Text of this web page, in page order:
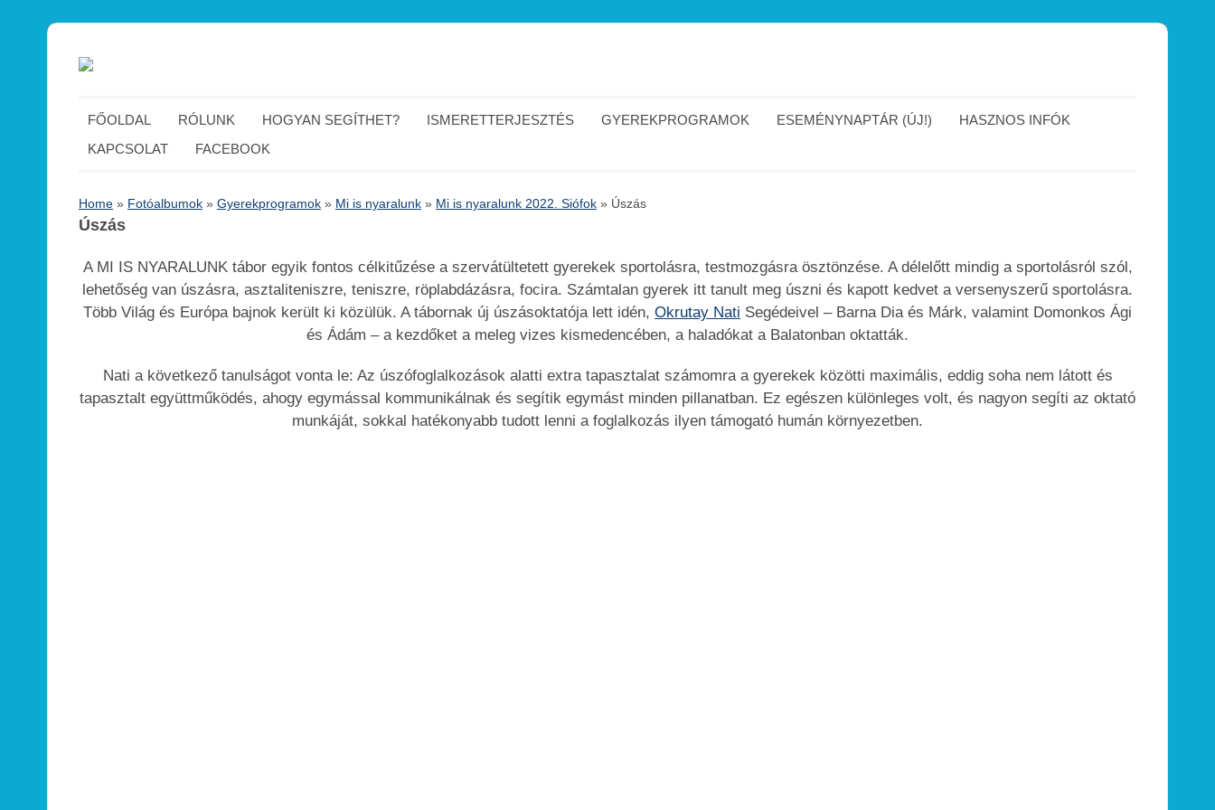
FŐOLDAL RÓLUNK HOGYAN SEGÍTHET? ISMERETTERJESZTÉS GYEREKPROGRAMOK ESEMÉNYNAPTÁR (ÚJ!)
HASZNOS INFÓK
KAPCSOLAT
FACEBOOK
Home » Fotóalbumok » Gyerekprogramok » Mi is nyaralunk » Mi is nyaralunk 2022. Siófok » Úszás
Úszás
A MI IS NYARALUNK tábor egyik fontos célkitűzése a szervátültetett gyerekek sportolásra, testmozgásra ösztönzése. A délelőtt mindig a sportolásról szól,
lehetőség van úszásra, asztaliteniszre, teniszre, röplabdázásra, focira. Számtalan gyerek itt tanult meg úszni és kapott kedvet a versenyszerű sportolásra.
Több Világ és Európa bajnok került ki közülük. A tábornak új úszásoktatója lett idén,Okrutay Nati Segédeivel – Barna Dia és Márk, valamint Domonkos Ági
és Ádám – a kezdőket a meleg vizes kismedencében, a haladókat a Balatonban oktatták.
Nati a következő tanulságot vonta le: Az úszófoglalkozások alatti extra tapasztalat számomra a gyerekek közötti maximális, eddig soha nem látott és
tapasztalt együttműködés, ahogy egymással kommunikálnak és segítik egymást minden pillanatban. Ez egészen különleges volt, és nagyon segíti az oktató
munkáját, sokkal hatékonyabb tudott lenni a foglalkozás ilyen támogató humán környezetben.